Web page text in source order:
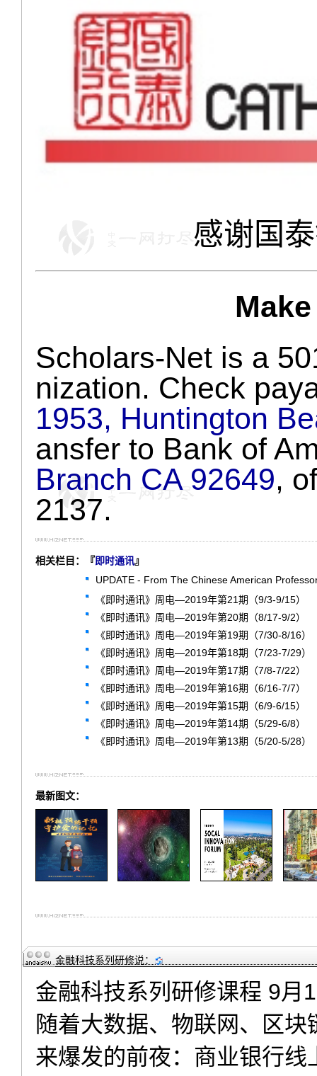
感谢国
Scholars-Net is a
nization. Check
1953, Huntington
ansfer to Bank of
Branch CA 92649,
2137.
相关栏目：『即时通讯』
UPDATE - From The Chinese American
《即时通讯》周电—2019年第21期（9/3-9/15）
《即时通讯》周电—2019年第20期（8/17-9/2）
《即时通讯》周电—2019年第19期（7/30-8/16）
《即时通讯》周电—2019年第18期（7/23-7/29）
《即时通讯》周电—2019年第17期（7/8-7/22）
《即时通讯》周电—2019年第16期（6/16-7/7）
《即时通讯》周电—2019年第15期（6/9-6/15）
《即时通讯》周电—2019年第14期（5/29-6/8）
《即时通讯》周电—2019年第13期（5/20-5/28）
最新图文：
金融科技系列研修说：
金融科技系列研修课程 9月
随着大数据、物联网、区
来爆发的前夜：商业银行